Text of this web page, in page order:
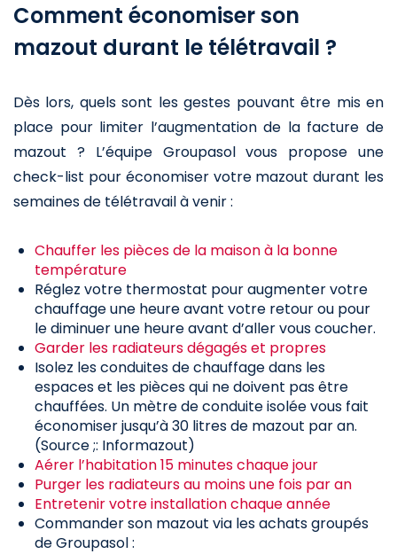
Comment économiser son
mazout durant le télétravail ?
Dès lors, quels sont les gestes pouvant être mis en
place pour limiter l’augmentation de la facture de
mazout ? L’équipe Groupasol vous propose une
check-list pour économiser votre mazout durant les
semaines de télétravail à venir :
Chauffer les pièces de la maison à la bonne
température
Réglez votre thermostat pour augmenter votre
chauffage une heure avant votre retour ou pour
le diminuer une heure avant d’aller vous coucher.
Garder les radiateurs dégagés et propres
Isolez les conduites de chauffage dans les
espaces et les pièces qui ne doivent pas être
chauffées. Un mètre de conduite isolée vous fait
économiser jusqu’à 30 litres de mazout par an.
(Source ;: Informazout)
Aérer l’habitation 15 minutes chaque jour
Purger les radiateurs au moins une fois par an
Entretenir votre installation chaque année
Commander son mazout via les achats groupés
de Groupasol :